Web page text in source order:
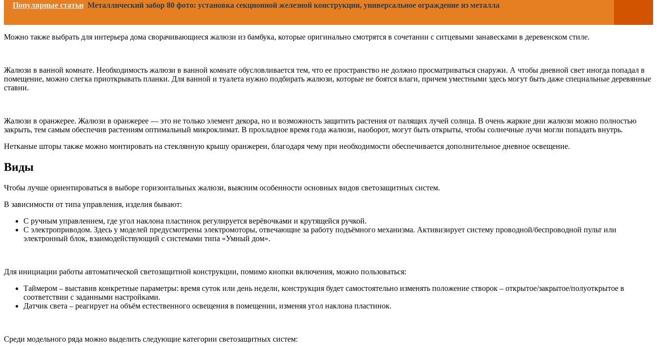
Популярные статьи Металлический забор 80 фото: установка секционной железной конструкции, универсальное ограждение из металла
Можно также выбрать для интерьера дома сворачивающиеся жалюзи из бамбука, которые оригинально смотрятся в сочетании с ситцевыми занавесками в деревенском стиле.
Жалюзи в ванной комнате. Необходимость жалюзи в ванной комнате обусловливается тем, что ее пространство не должно просматриваться снаружи. А чтобы дневной свет иногда попадал в
помещение, можно слегка приоткрывать планки. Для ванной и туалета нужно подбирать жалюзи, которые не боятся влаги, причем уместными здесь могут быть даже специальные деревянные
ставни.
Жалюзи в оранжерее. Жалюзи в оранжерее — это не только элемент декора, но и возможность защитить растения от палящих лучей солнца. В очень жаркие дни жалюзи можно полностью
закрыть, тем самым обеспечив растениям оптимальный микроклимат. В прохладное время года жалюзи, наоборот, могут быть открыты, чтобы солнечные лучи могли попадать внутрь.
Нетканые шторы также можно монтировать на стеклянную крышу оранжереи, благодаря чему при необходимости обеспечивается дополнительное дневное освещение.
Виды
Чтобы лучше ориентироваться в выборе горизонтальных жалюзи, выясним особенности основных видов светозащитных систем.
В зависимости от типа управления, изделия бывают:
С ручным управлением, где угол наклона пластинок регулируется верёвочками и крутящейся ручкой.
С электроприводом. Здесь у моделей предусмотрены электромоторы, отвечающие за работу подъёмного механизма. Активизирует систему проводной/беспроводной пульт или
электронный блок, взаимодействующий с системами типа «Умный дом».
Для инициации работы автоматической светозащитной конструкции, помимо кнопки включения, можно пользоваться:
Таймером – выставив конкретные параметры: время суток или день недели, конструкция будет самостоятельно изменять положение створок – открытое/закрытое/полуоткрытое в
соответствии с заданными настройками.
Датчик света – реагирует на объём естественного освещения в помещении, изменяя угол наклона пластинок.
Среди модельного ряда можно выделить следующие категории светозащитных систем: